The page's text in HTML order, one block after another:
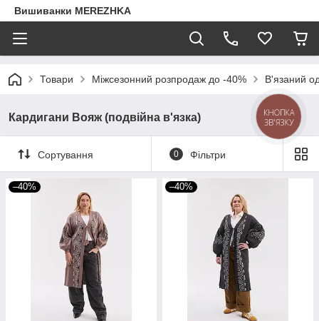
Вишиванки MEREZHKA
Товари Міжсезонний розпродаж до -40% В'язаний
Кардигани Вояж (подвійна в'язка)
Сортування 0 Фільтри
–40% –40%
КНОПКА
ЗВ'ЯЗКУ